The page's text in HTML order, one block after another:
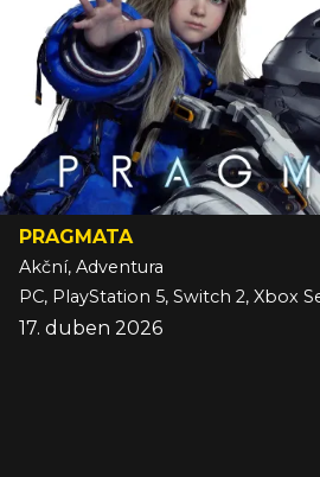
PRAGMATA
Akční, Adventura
PC, PlayStation 5, Switch 2, Xbox
17. duben 2026